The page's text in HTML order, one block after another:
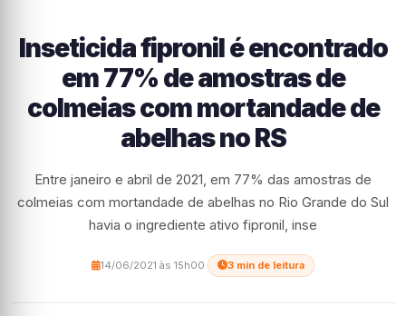
Inseticida fipronil é encontrado
em 77% de amostras de
colmeias com mortandade de
abelhas no RS
Entre janeiro e abril de 2021, em 77% das amostras de
colmeias com mortandade de abelhas no Rio Grande do Sul
havia o ingrediente ativo fipronil, inse
14/06/2021 às 15h00 3 min de leitura